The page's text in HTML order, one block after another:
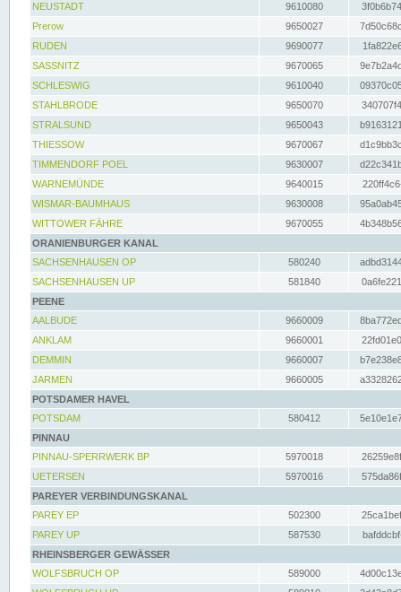
NEUSTADT
9610080
Prerow
9650027
RUDEN
9690077
SASSNITZ
9670065
SCHLESWIG
9610040
STAHLBRODE
9650070
STRALSUND
9650043
THIESSOW
9670067
TIMMENDORF POEL
9630007
WARNEMÜNDE
9640015
WISMAR-BAUMHAUS
9630008
WITTOWER FÄHRE
9670055
ORANIENBURGER KANAL
SACHSENHAUSEN OP
580240
SACHSENHAUSEN UP
581840
PEENE
AALBUDE
9660009
ANKLAM
9660001
DEMMIN
9660007
JARMEN
9660005
POTSDAMER HAVEL
POTSDAM
580412
PINNAU
PINNAU-SPERRWERK BP
5970018
UETERSEN
5970016
PAREYER VERBINDUNGSKANAL
PAREY EP
502300
PAREY UP
587530
RHEINSBERGER GEWÄSSER
WOLFSBRUCH OP
589000